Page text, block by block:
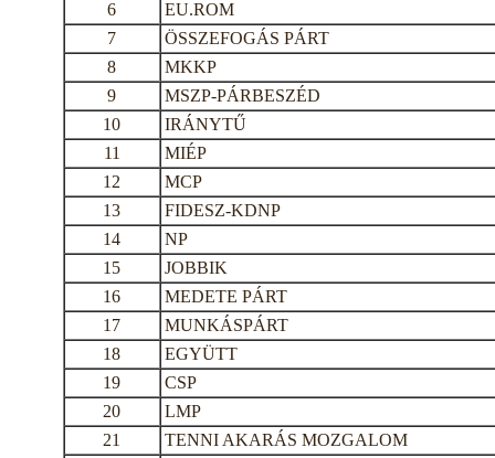
6
EU.ROM
7
ÖSSZEFOGÁS PÁRT
8
MKKP
9
MSZP-PÁRBESZÉD
10
IRÁNYTŰ
11
MIÉP
12
MCP
13
FIDESZ-KDNP
14
NP
15
JOBBIK
16
MEDETE PÁRT
17
MUNKÁSPÁRT
18
EGYÜTT
19
CSP
20
LMP
21
TENNI AKARÁS MOZGALOM